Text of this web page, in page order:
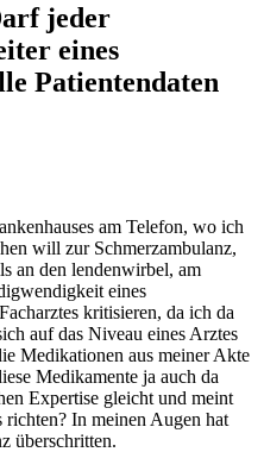
jeder
eines
Patientendaten
am Telefon, wo ich
will zur Schmerzambulanz,
an den lendenwirbel, am
eines
kritisieren, da ich da
auf das Niveau eines Arztes
Medikationen aus meiner Akte
Medikamente ja auch da
Expertise gleicht und meint
In meinen Augen hat
überschritten.